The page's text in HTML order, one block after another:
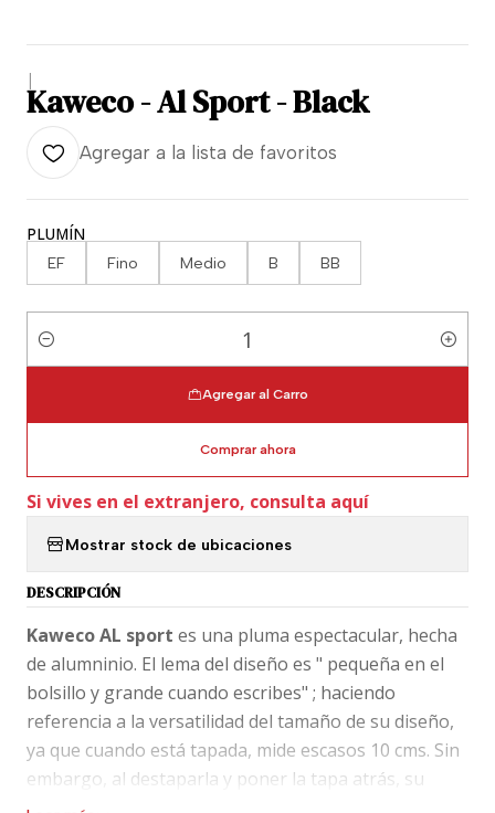
|
Kaweco - Al Sport - Black
Agregar a la lista de favoritos
PLUMÍN
EF Fino Medio B BB
Cantidad
Agregar al Carro
Comprar ahora
Si vives en el extranjero, consulta aquí
Mostrar stock de ubicaciones
DESCRIPCIÓN
Kaweco AL sport es una pluma espectacular, hecha
de alumninio. El lema del diseño es " pequeña en el
bolsillo y grande cuando escribes" ; haciendo
referencia a la versatilidad del tamaño de su diseño,
ya que cuando está tapada, mide escasos 10 cms. Sin
embargo, al destaparla y poner la tapa atrás, su
particular diseño la agranda y llega a medir cómodos